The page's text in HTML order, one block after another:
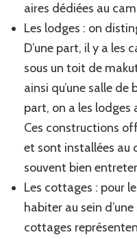
aires dédiées au
Les lodges : on
D’une part, il y a les
sous un toit de
ainsi qu’une salle de
part, on a les lodges
Ces constructions
et sont installées au
souvent bien
Les cottages : pour
habiter au sein
cottages